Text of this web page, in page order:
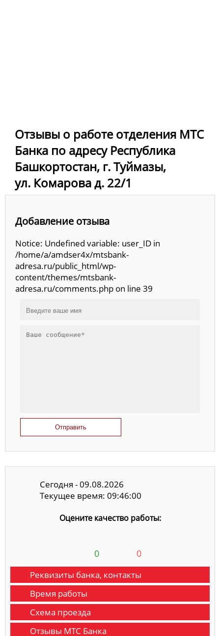
Отзывы о работе отделения МТС
Банка по адресу Республика
Башкортостан, г. Туймазы,
ул. Комарова д. 22/1
Добавление отзыва
Notice: Undefined variable: user_ID in
/home/a/amdser4x/mtsbank-
adresa.ru/public_html/wp-
content/themes/mtsbank-
adresa.ru/comments.php on line 39
Отправить
Сегодня - 09.08.2026
Текущее время: 09:46:01
Оцените качество работы:
0 0
Реквизиты банка, контакты
Время работы
Схема проезда
Отзывы МТС Банка